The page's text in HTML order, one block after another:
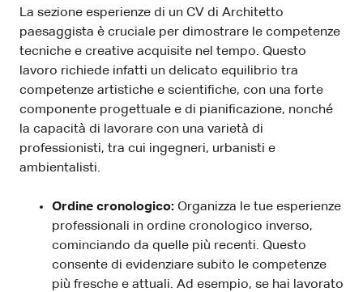
La sezione esperienze di un CV di Architetto
paesaggista è cruciale per dimostrare le competenze
tecniche e creative acquisite nel tempo. Questo
lavoro richiede infatti un delicato equilibrio tra
competenze artistiche e scientifiche, con una forte
componente progettuale e di pianificazione, nonché
la capacità di lavorare con una varietà di
professionisti, tra cui ingegneri, urbanisti e
ambientalisti.
Ordine cronologico: Organizza le tue esperienze
professionali in ordine cronologico inverso,
cominciando da quelle più recenti. Questo
consente di evidenziare subito le competenze
più fresche e attuali. Ad esempio, se hai lavorato